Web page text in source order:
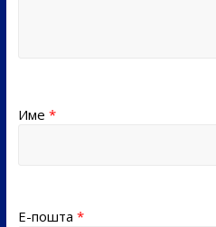
Име *
Е-пошта *